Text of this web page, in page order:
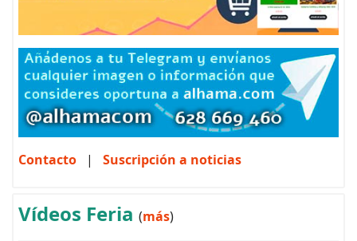
Contacto | Suscripción a noticias
Vídeos Feria (más)